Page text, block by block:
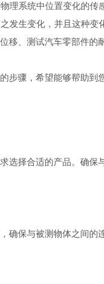
系统中位置变化的传
发生变化，并且这种
移、测试汽车零部件的
骤，希望能够帮助到您
择合适的产品。确保
保与被测物体之间的